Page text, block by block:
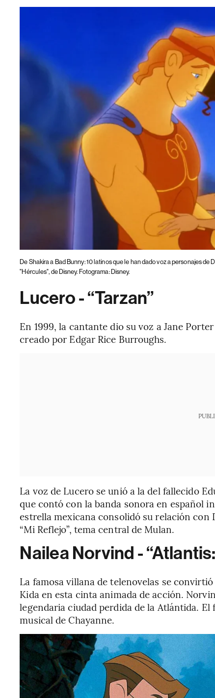
De Shakira a Bad Bunny: 10 latinos que le han dado voz a personajes de
"Hércules", de Disney. Fotograma: Disney.
Lucero - “Tarzan”
En 1999, la cantante dio su voz a Jane
creado por Edgar Rice Burroughs.
La voz de Lucero se unió a la del fallecido
que contó con la banda sonora en español
estrella mexicana consolidó su relación
“Mi Reflejo”, tema central de Mulan.
Nailea Norvind -
La famosa villana de telenovelas se
Kida en esta cinta animada de acción.
legendaria ciudad perdida de la Atlántida.
musical de Chayanne.